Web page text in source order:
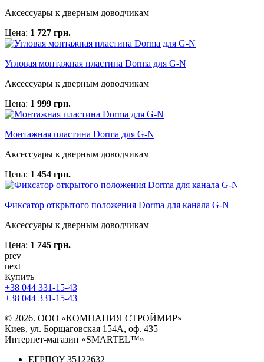
Аксессуары к дверным доводчикам
Цена: 1 727 грн.
Угловая монтажная пластина Dorma для G-N
Аксессуары к дверным доводчикам
Цена: 1 999 грн.
Монтажная пластина Dorma для G-N
Аксессуары к дверным доводчикам
Цена: 1 454 грн.
Фиксатор открытого положения Dorma для канала G-N
Аксессуары к дверным доводчикам
Цена: 1 745 грн.
prev
next
Купить
+38 044 331-15-43
+38 044 331-15-43
© 2026. ООО «КОМПАНИЯ СТРОЙМИР»
Киев, ул. Борщаговская 154А, оф. 435
Интернет-магазин «SMARTEL™»
ЕГРПОУ 35122632